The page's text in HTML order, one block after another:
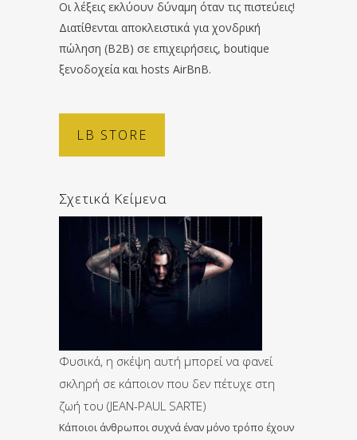
Οι λέξεις εκλύουν δύναμη όταν τις πιστεύεις!
Διατίθενται αποκλειστικά για χονδρική
πώληση (B2B) σε επιχειρήσεις, boutique
ξενοδοχεία και hosts AirBnB.
LB STORE
Σχετικά Κείμενα
Φυσικά, η σκέψη αυτή μπορεί να φανεί
σκληρή σε κάποιον που δεν πέτυχε στη
ζωή του (JEAN-PAUL SARTE)
Κάποιοι άνθρωποι συχνά έναν μόνο τρόπο έχουν